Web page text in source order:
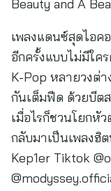
เมื่อไรก็ชวนโยกหัว
กลับมาเป็นเพลงฮิ
Kep1er Tiktok
และอีกหลายแอ็กเ
กันแบบรัว ๆ จนหล
รัลที่คัมแบ็กได้ยิ่ง
Bye – Ariana